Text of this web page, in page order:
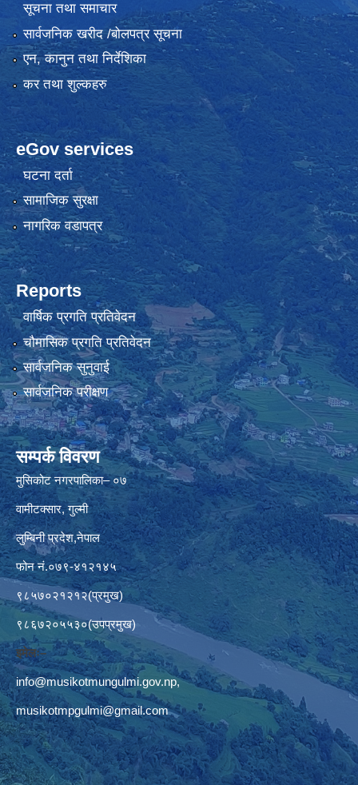
सूचना तथा समाचार
सार्वजनिक खरीद /बोलपत्र सूचना
एन, कानुन तथा निर्देशिका
कर तथा शुल्कहरु
eGov services
घटना दर्ता
सामाजिक सुरक्षा
नागरिक वडापत्र
Reports
वार्षिक प्रगति प्रतिवेदन
चौमासिक प्रगति प्रतिवेदन
सार्वजनिक सुनुवाई
सार्वजनिक परीक्षण
सम्पर्क विवरण
मुसिकोट नगरपालिका– ०७
वामीटक्सार, गुल्मी
लुम्बिनी प्रदेश,नेपाल
फोन नं.०७९-४१२१४५
९८५७०२१२१२(प्रमुख)
९८६७२०५५३०(उपप्रमुख)
इमेलः–
info@musikotmungulmi.gov.np,
musikotmpgulmi@gmail.com